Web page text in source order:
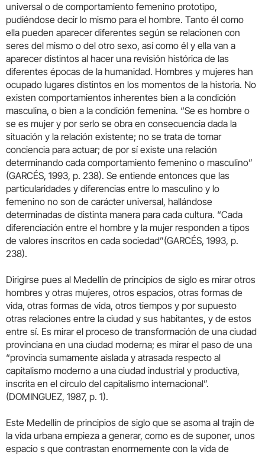
universal o de comportamiento femenino prototipo,
pudiéndose decir lo mismo para el hombre. Tanto él como
ella pueden aparecer diferentes según se relacionen con
seres del mismo o del otro sexo, así como él y ella van a
aparecer distintos al hacer una revisión histórica de las
diferentes épocas de la humanidad. Hombres y mujeres han
ocupado lugares distintos en los momentos de la historia. No
existen comportamientos inherentes bien a la condición
masculina, o bien a la condición femenina. “Se es hombre o
se es mujer y por serlo se obra en consecuencia dada la
situación y la relación existente; no se trata de tomar
conciencia para actuar; de por sí existe una relación
determinando cada comportamiento femenino o masculino”
(GARCÉS, 1993, p. 238). Se entiende entonces que las
particularidades y diferencias entre lo masculino y lo
femenino no son de carácter universal, hallándose
determinadas de distinta manera para cada cultura. “Cada
diferenciación entre el hombre y la mujer responden a tipos
de valores inscritos en cada sociedad”(GARCÉS, 1993, p.
238).
Dirigirse pues al Medellín de principios de siglo es mirar otros
hombres y otras mujeres, otros espacios, otras formas de
vida, otras formas de vida, otros tiempos y por supuesto
otras relaciones entre la ciudad y sus habitantes, y de estos
entre sí. Es mirar el proceso de transformación de una ciudad
provinciana en una ciudad moderna; es mirar el paso de una
“provincia sumamente aislada y atrasada respecto al
capitalismo moderno a una ciudad industrial y productiva,
inscrita en el círculo del capitalismo internacional”.
(DOMINGUEZ, 1987, p. 1).
Este Medellín de principios de siglo que se asoma al trajín de
la vida urbana empieza a generar, como es de suponer, unos
espacio s que contrastan enormemente con la vida de